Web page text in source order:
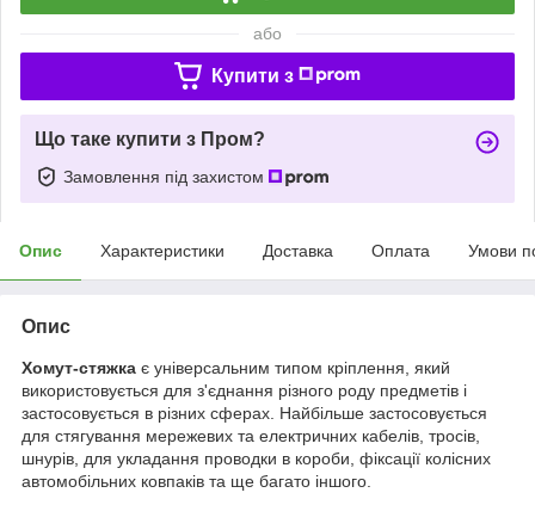
або
Купити з
Що таке купити з Пром?
Замовлення під захистом
Опис Характеристики Доставка Оплата Умови
Опис
Хомут-стяжка є універсальним типом кріплення, який
використовується для з'єднання різного роду предметів і
застосовується в різних сферах. Найбільше застосовується
для стягування мережевих та електричних кабелів, тросів,
шнурів, для укладання проводки в короби, фіксації колісних
автомобільних ковпаків та ще багато іншого.